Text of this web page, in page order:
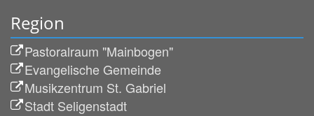
Region
Pastoralraum "Mainbogen"
Evangelische Gemeinde
Musikzentrum St. Gabriel
Stadt Seligenstadt